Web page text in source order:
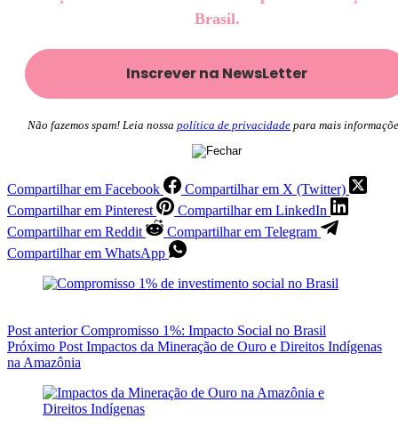
Brasil.
Não fazemos spam! Leia nossa política de privacidade para mais
Compartilhar em Facebook
Compartilhar em X (Twitter)
Compartilhar em Pinterest
Compartilhar em LinkedIn
Compartilhar em Reddit
Compartilhar em Telegram
Compartilhar em WhatsApp
Post anteriorCompromisso 1%: Impacto Social no Brasil
Próximo Post Impactos da Mineração de Ouro e Direitos Indígenas
na Amazônia